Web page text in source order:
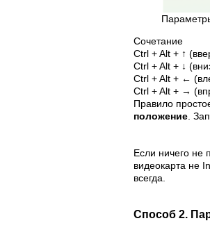
Сочетание
Ctrl + Alt + ↑
Ctrl + Alt + ↓
Ctrl + Alt + ←
Ctrl + Alt + →
Правило
положение.
Если ничего не
видеокарта не
всегда.
Способ 2.